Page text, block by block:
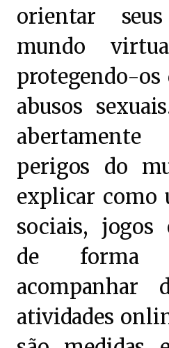
orientar
mundo
protegendo-os
abusos
perigos do
explicar como
sociais, jogos
de forma
acompanhar
atividades